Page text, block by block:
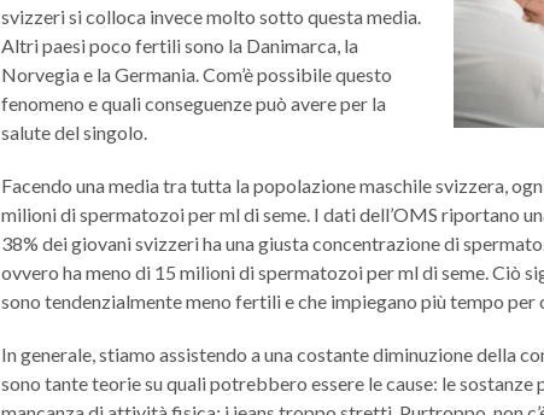
svizzeri si colloca invece molto sotto questa media.
Altri paesi poco fertili sono la Danimarca, la
Norvegia e la Germania. Com’è possibile questo
fenomeno e quali conseguenze può avere per la
salute del singolo.
Facendo una media tra tutta la popolazione maschile svizzera,
milioni di spermatozoi per ml di seme. I dati dell’OMS riportano
38% dei giovani svizzeri ha una giusta concentrazione di
ovvero ha meno di 15 milioni di spermatozoi per ml di seme. Ciò
sono tendenzialmente meno fertili e che impiegano più tempo per
In generale, stiamo assistendo a una costante diminuzione della
sono tante teorie su quali potrebbero essere le cause: le sostanze